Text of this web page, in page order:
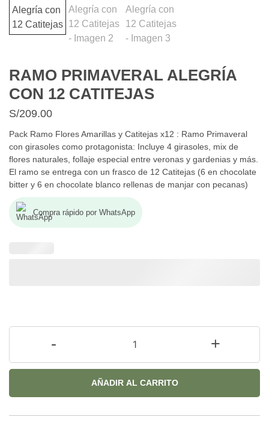
RAMO PRIMAVERAL ALEGRÍA
CON 12 CATITEJAS
S/209.00
Pack Ramo Flores Amarillas y Catitejas x12 : Ramo Primaveral
con girasoles como protagonista: Incluye 4 girasoles, mix de
flores naturales, follaje especial entre veronas y gardenias y más.
El ramo se entrega con un frasco de 12 Catitejas (6 en chocolate
bitter y 6 en chocolate blanco rellenas de manjar con pecanas)
Compra rápido por WhatsApp
- +
AÑADIR AL CARRITO